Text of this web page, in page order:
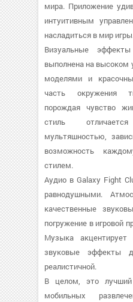
мира. Приложение
интуитивным
насладиться в мир
Визуальные
выполнена на высоком
моделями и
часть окружения
порождая чувство
стиль
мультяшностью,
возможность
стилем.
Аудио в Galaxy Fight
равнодушными.
качественные
погружение в игровой
Музыка
звуковые эффекты
реалистичной.
В целом, это
мобильных